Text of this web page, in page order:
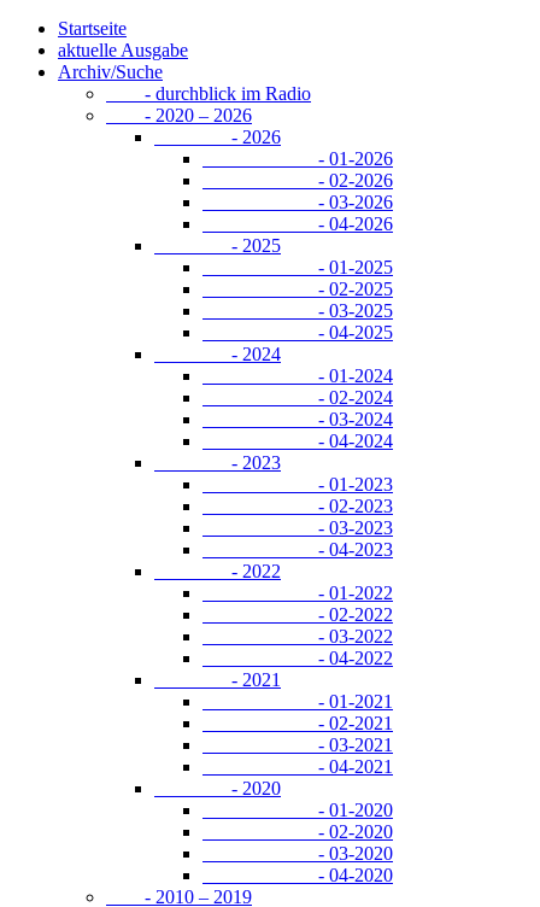
Startseite
aktuelle Ausgabe
Archiv/Suche
- durchblick im Radio
- 2020 – 2026
- 2026
- 01-2026
- 02-2026
- 03-2026
- 04-2026
- 2025
- 01-2025
- 02-2025
- 03-2025
- 04-2025
- 2024
- 01-2024
- 02-2024
- 03-2024
- 04-2024
- 2023
- 01-2023
- 02-2023
- 03-2023
- 04-2023
- 2022
- 01-2022
- 02-2022
- 03-2022
- 04-2022
- 2021
- 01-2021
- 02-2021
- 03-2021
- 04-2021
- 2020
- 01-2020
- 02-2020
- 03-2020
- 04-2020
- 2010 – 2019